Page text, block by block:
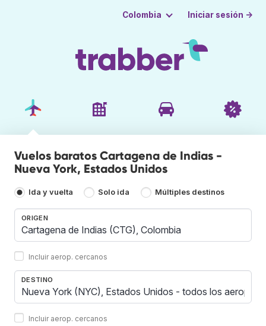
Colombia Iniciar sesión →
Vuelos baratos Cartagena de Indias -
Nueva York, Estados Unidos
Ida y vuelta Solo ida Múltiples destinos
ORIGEN
Incluir aerop. cercanos
DESTINO
Incluir aerop. cercanos